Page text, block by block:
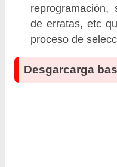
reprogramación,
de erratas, etc
proceso de
Desgarcarga